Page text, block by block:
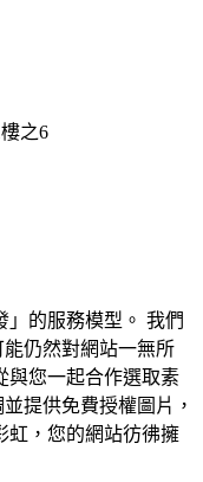
之6
」的服務模型。 我們
仍然對網站一無所
與您一起合作選取素
提供免費授權圖片，
虹，您的網站彷彿擁